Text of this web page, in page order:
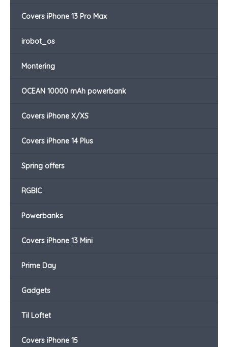
Covers iPhone 13 Pro Max
irobot_os
Montering
OCEAN 10000 mAh powerbank
Covers iPhone X/XS
Covers iPhone 14 Plus
Spring offers
RGBIC
Powerbanks
Covers iPhone 13 Mini
Prime Day
Gadgets
Til Loftet
Covers iPhone 15